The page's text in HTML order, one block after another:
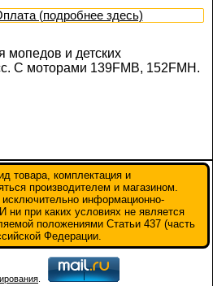
(подробнее здесь)
мопедов и детских
С моторами 139FMB, 152FMH.
товара, комплектация и
производителем и магазином.
исключительно информационно-
ни при каких условиях не является
положениями Статьи 437 (часть
Федерации.